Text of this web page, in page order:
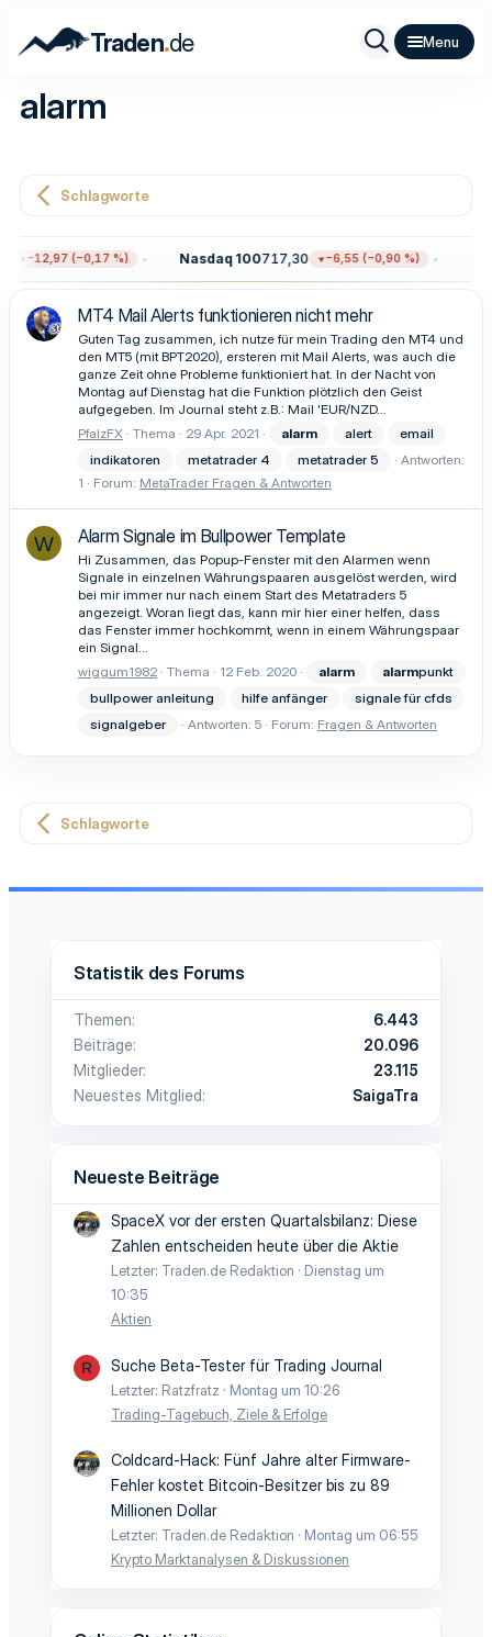
Traden.de
alarm
Schlagworte
−12,97 (−0,17 %) Nasdaq 100717,30 −6,55 (−0,90 %)
MT4 Mail Alerts funktionieren nicht mehr
Guten Tag zusammen, ich nutze für mein Trading den MT4 und
den MT5 (mit BPT2020), ersteren mit Mail Alerts, was auch die
ganze Zeit ohne Probleme funktioniert hat. In der Nacht von
Montag auf Dienstag hat die Funktion plötzlich den Geist
aufgegeben. Im Journal steht z.B.: Mail 'EUR/NZD...
PfalzFX Thema 29 Apr. 2021 alarm alert
email
indikatoren
metatrader 4 metatrader 5
Antworten:
1
Forum: MetaTrader Fragen & Antworten
W Alarm Signale im Bullpower Template
Hi Zusammen, das Popup-Fenster mit den Alarmen wenn
Signale in einzelnen Währungspaaren ausgelöst werden, wird
bei mir immer nur nach einem Start des Metatraders 5
angezeigt. Woran liegt das, kann mir hier einer helfen, dass
das Fenster immer hochkommt, wenn in einem Währungspaar
ein Signal...
wiggum1982 Thema 12 Feb. 2020 alarm alarmpunkt
bullpower anleitung
hilfe anfänger
signale für cfds
signalgeber
Antworten: 5 Forum: Fragen & Antworten
Schlagworte
Statistik des Forums
Themen
6.443
Beiträge
20.096
Mitglieder
23.115
Neuestes Mitglied
SaigaTra
Neueste Beiträge
SpaceX vor der ersten Quartalsbilanz: Diese
Zahlen entscheiden heute über die Aktie
Letzter: Traden.de Redaktion
Dienstag um
10:35
Aktien
R Suche Beta-Tester für Trading Journal
Letzter: Ratzfratz
Montag um 10:26
Trading-Tagebuch, Ziele & Erfolge
Coldcard-Hack: Fünf Jahre alter Firmware-
Fehler kostet Bitcoin-Besitzer bis zu 89
Millionen Dollar
Letzter: Traden.de Redaktion
Montag um 06:55
Krypto Marktanalysen & Diskussionen